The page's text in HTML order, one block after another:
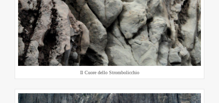
Il Cuore dello Strombolicchio